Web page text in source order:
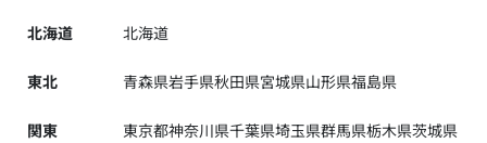
北海道 北海道
東北 青森県岩手県秋田県宮城県山形県福島県
関東 東京都神奈川県千葉県埼玉県群馬県栃木県茨城県